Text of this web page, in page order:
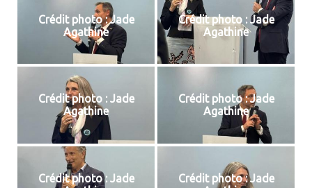
Crédit photo : Jade
Agathine
Crédit photo : Jade
Agathine
Crédit photo : Jade
Agathine
Crédit photo : Jade
Agathine
Crédit photo : Jade
Crédit photo : Jade